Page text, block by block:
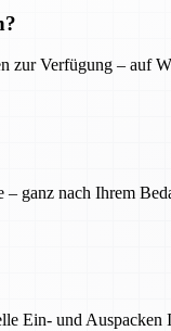
zur Verfügung – auf
– ganz nach Ihrem
Ein- und Auspacken